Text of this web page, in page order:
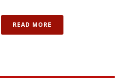
READ MORE